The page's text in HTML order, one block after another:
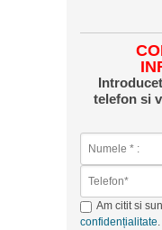
telefon si
Am citit si
confidențialitate.